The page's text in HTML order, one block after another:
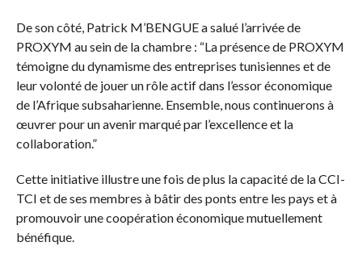
De son côté, Patrick M’BENGUE a salué l’arrivée de
PROXYM au sein de la chambre : “La présence de PROXYM
témoigne du dynamisme des entreprises tunisiennes et de
leur volonté de jouer un rôle actif dans l’essor économique
de l’Afrique subsaharienne. Ensemble, nous continuerons à
œuvrer pour un avenir marqué par l’excellence et la
collaboration.”
Cette initiative illustre une fois de plus la capacité de la CCI-
TCI et de ses membres à bâtir des ponts entre les pays et à
promouvoir une coopération économique mutuellement
bénéfique.